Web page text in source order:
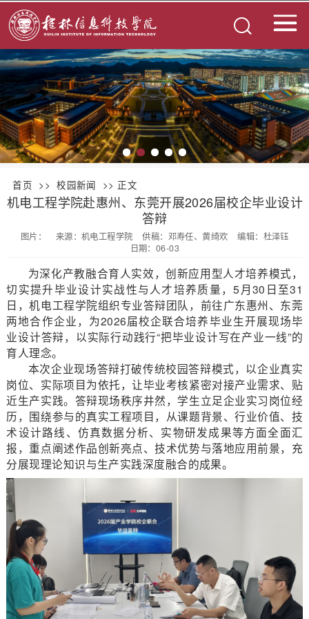
首页 >> 校园新闻 >> 正文
机电工程学院赴惠州、东莞开展2026届校企毕业设计
答辩
图片： 来源：机电工程学院 供稿：邓寿任、黄绮欢
编辑：杜泽钰
日期：06-03
为深化产教融合育人实效，创新应用型人才培养模式，
切实提升毕业设计实战性与人才培养质量，5月30日至31
日，机电工程学院组织专业答辩团队，前往广东惠州、东莞
两地合作企业，为2026届校企联合培养毕业生开展现场毕
业设计答辩，以实际行动践行“把毕业设计写在产业一线”的
育人理念。
本次企业现场答辩打破传统校园答辩模式，以企业真实
岗位、实际项目为依托，让毕业考核紧密对接产业需求、贴
近生产实践。答辩现场秩序井然，学生立足企业实习岗位经
历，围绕参与的真实工程项目，从课题背景、行业价值、技
术设计路线、仿真数据分析、实物研发成果等方面全面汇
报，重点阐述作品创新亮点、技术优势与落地应用前景，充
分展现理论知识与生产实践深度融合的成果。